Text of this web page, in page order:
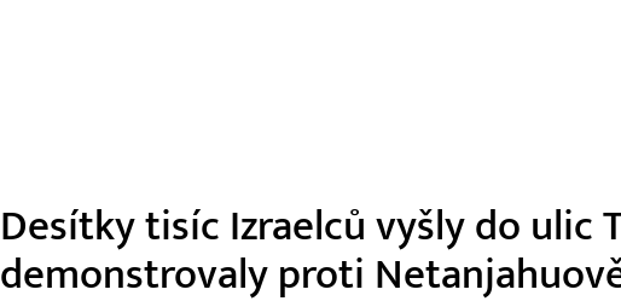
Desítky tisíc Izraelců vyšly do ulic
demonstrovaly proti